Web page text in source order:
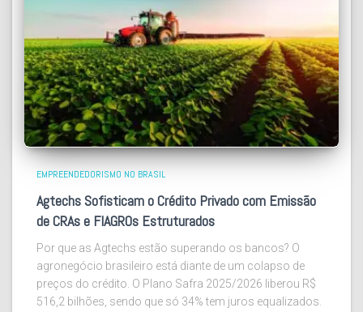
EMPREENDEDORISMO NO BRASIL
Agtechs Sofisticam o Crédito Privado com Emissão
de CRAs e FIAGROs Estruturados
Por que as Agtechs estão superando os bancos? O
agronegócio brasileiro está diante de um colapso de
preços do crédito. O Plano Safra 2025/2026 liberou R$
516,2 bilhões, sendo que só 34% tem juros equalizados.